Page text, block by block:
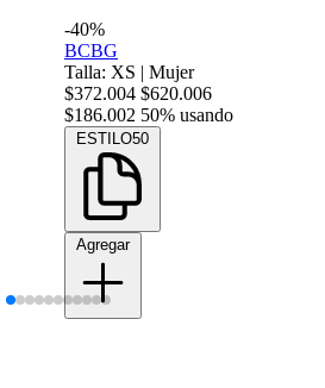
-40%
BCBG
Talla: XS | Mujer
$372.004 $620.006
$186.002 50% usando
ESTILO50
Agregar